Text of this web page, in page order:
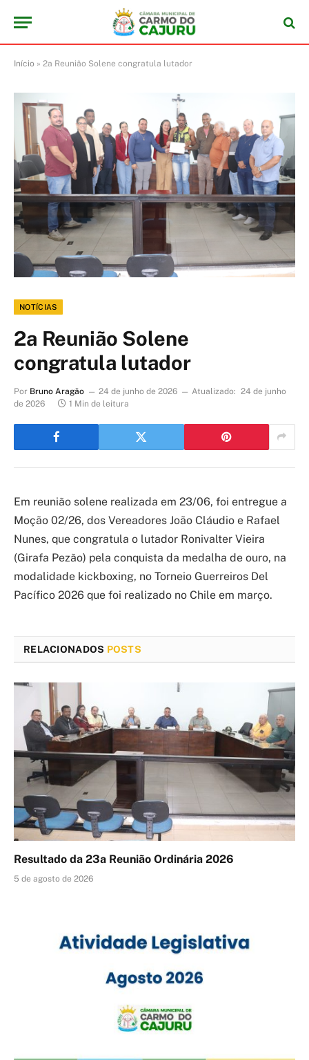
Início » 2a Reunião Solene congratula lutador
NOTÍCIAS
2a Reunião Solene
congratula lutador
Por Bruno Aragão 24 de junho de 2026 Atualizado: 24 de junho
de 2026
1 Min de leitura
Em reunião solene realizada em 23/06, foi entregue a
Moção 02/26, dos Vereadores João Cláudio e Rafael
Nunes, que congratula o lutador Ronivalter Vieira
(Girafa Pezão) pela conquista da medalha de ouro, na
modalidade kickboxing, no Torneio Guerreiros Del
Pacífico 2026 que foi realizado no Chile em março.
RELACIONADOS POSTS
Resultado da 23a Reunião Ordinária 2026
5 de agosto de 2026